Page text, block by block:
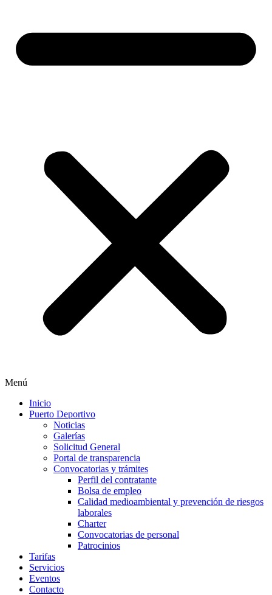
Menú
Inicio
Puerto Deportivo
Noticias
Galerías
Solicitud General
Portal de transparencia
Convocatorias y trámites
Perfil del contratante
Bolsa de empleo
Calidad medioambiental y prevención de riesgos
laborales
Charter
Convocatorias de personal
Patrocinios
Tarifas
Servicios
Eventos
Contacto